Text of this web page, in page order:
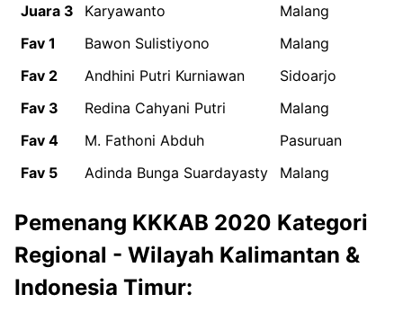
Juara 3
Karyawanto
Malang
Fav 1
Bawon Sulistiyono
Malang
Fav 2
Andhini Putri Kurniawan
Sidoarjo
Fav 3
Redina Cahyani Putri
Malang
Fav 4
M. Fathoni Abduh
Pasuruan
Fav 5
Adinda Bunga Suardayasty Malang
Pemenang KKKAB 2020 Kategori
Regional - Wilayah Kalimantan &
Indonesia Timur: